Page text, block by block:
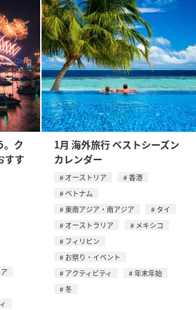
。ク
すす
1月 海外旅行 ベストシーズン
カレンダー
オーストリア
香港
ベトナム
東南アジア・南アジア
タイ
オーストラリア
メキシコ
フィリピン
お祭り・イベント
アクティビティ
年末年始
冬